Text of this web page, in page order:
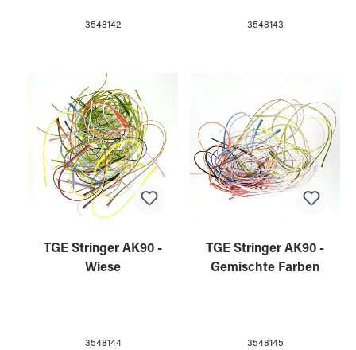
3548142 3548143
TGE Stringer AK90 -
Wiese
3548144
TGE Stringer AK90 -
Gemischte Farben
3548145